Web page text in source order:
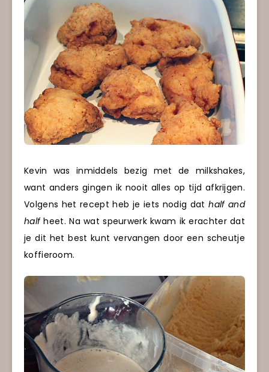
Kevin was inmiddels bezig met de milkshakes,
want anders gingen ik nooit alles op tijd afkrijgen.
Volgens het recept heb je iets nodig dathalf and
halfheet. Na wat speurwerk kwam ik erachter dat
je dit het best kunt vervangen door een scheutje
koffieroom.